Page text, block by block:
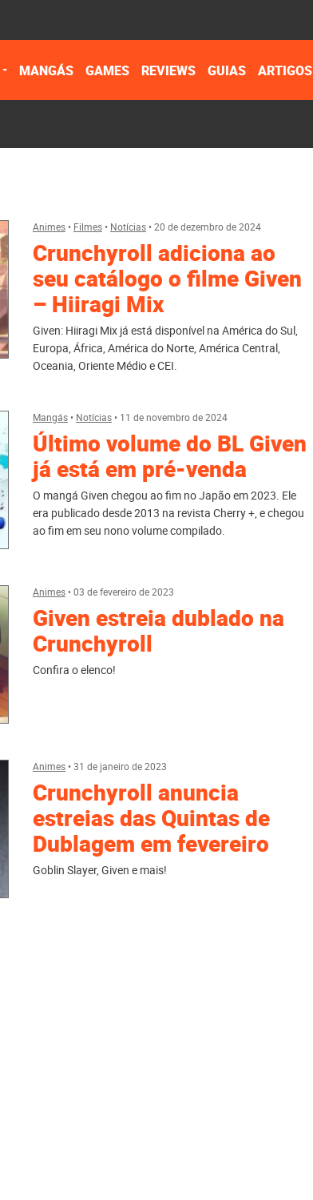
MANGÁS GAMES REVIEWS GUIAS ARTIGOS
Animes• Filmes• Notícias•20 de dezembro de 2024
Crunchyroll adiciona ao
seu catálogo o filme Given
– Hiiragi Mix
Given: Hiiragi Mix já está disponível na América do Sul,
Europa, África, América do Norte, América Central,
Oceania, Oriente Médio e CEI.
Mangás• Notícias• 11 de novembro de 2024
Último volume do BL Given
já está em pré-venda
O mangá Given chegou ao fim no Japão em 2023. Ele
era publicado desde 2013 na revista Cherry +, e chegou
ao fim em seu nono volume compilado.
Animes•03 de fevereiro de 2023
Given estreia dublado na
Crunchyroll
Confira o elenco!
Animes•31 de janeiro de 2023
Crunchyroll anuncia
estreias das Quintas de
Dublagem em fevereiro
Goblin Slayer, Given e mais!